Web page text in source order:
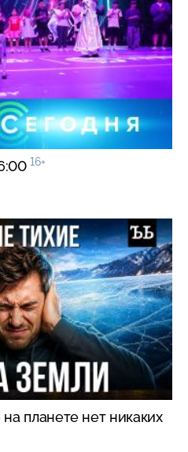
16+
планете нет никаких